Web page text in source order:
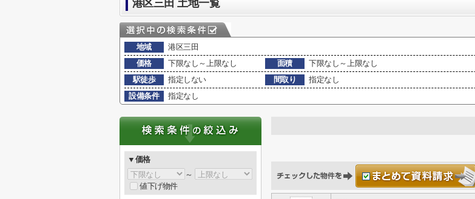
港区三田 土地一覧
地域
港区三田
価格
下限なし～上限なし 面積
下限なし～上限なし
駅徒歩
指定しない 間取り
指定なし
設備条件
指定なし
▼価格
～
値下げ物件